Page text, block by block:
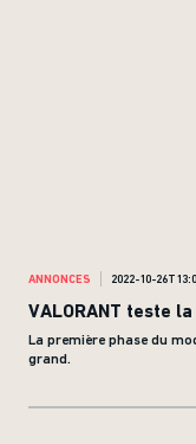
ANNONCES 2022-10-
VALORANT teste
La première phase du
grand.